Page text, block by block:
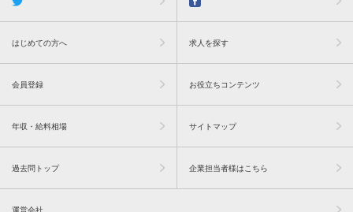
はじめての方へ 求人を探す
会員登録 お役立ちコンテンツ
年収・給料相場 サイトマップ
過去問トップ 企業担当者様はこちら
運営会社